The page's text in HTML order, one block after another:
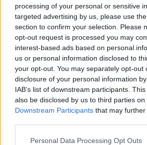
processing of your personal or sensitive
targeted advertising by us, please use
section to confirm your selection. Please
opt-out request is processed you may
interest-based ads based on personal
us or personal information disclosed to
your opt-out. You may separately opt-out
disclosure of your personal information
IAB’s list of downstream participants.
also be disclosed by us to third parties on
Downstream Participants that may
Personal Data Processing Opt Outs
A Hímivarsejtek Rejtett
A megtermékenyítést gyakran úgy
intenzív versenyt, amelyben több
versenyez egyetlen petesejtért. A
Sienai Egyetem és a Szegedi
Rooby
augusztus 7, 2026